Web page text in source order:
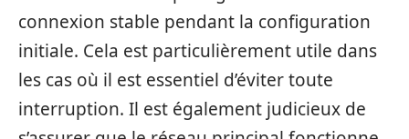
connexion stable pendant la configuration
initiale. Cela est particulièrement utile dans
les cas où il est essentiel d’éviter toute
interruption. Il est également judicieux de